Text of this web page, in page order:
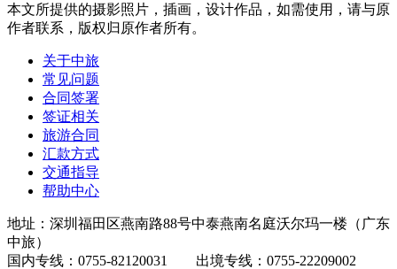
本文所提供的摄影照片，插画，设计作品，如需使用，请与原
作者联系，版权归原作者所有。
关于中旅
常见问题
合同签署
签证相关
旅游合同
汇款方式
交通指导
帮助中心
地址：深圳福田区燕南路88号中泰燕南名庭沃尔玛一楼（广东
中旅）
国内专线：0755-82120031 出境专线：0755-22209002